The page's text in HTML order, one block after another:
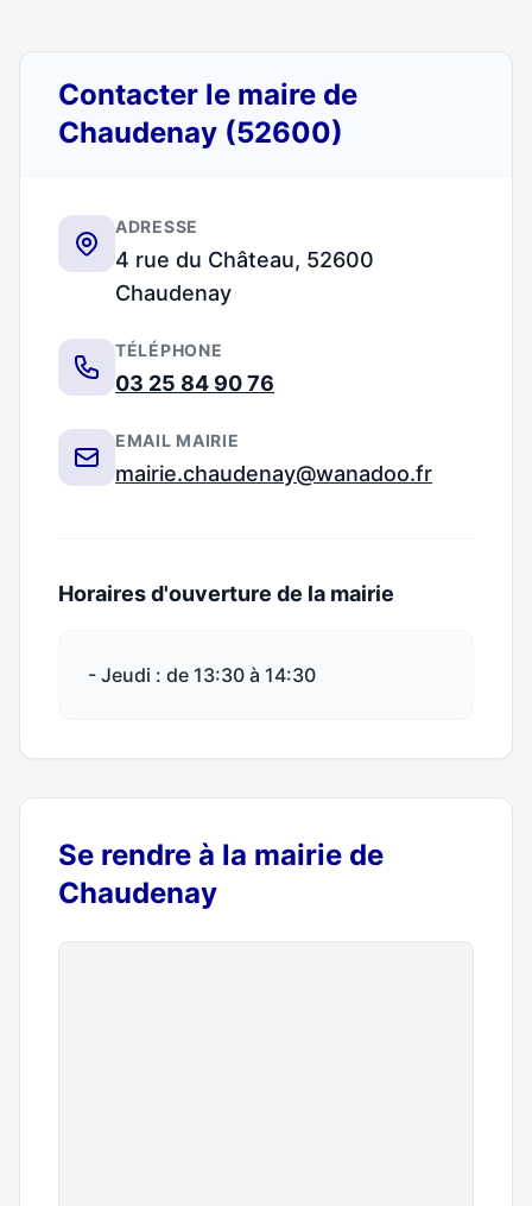
Contacter le maire de
Chaudenay (52600)
ADRESSE
4 rue du Château, 52600
Chaudenay
TÉLÉPHONE
03 25 84 90 76
EMAIL MAIRIE
mairie.chaudenay@wanadoo.fr
Horaires d'ouverture de la mairie
- Jeudi : de 13:30 à 14:30
Se rendre à la mairie de
Chaudenay